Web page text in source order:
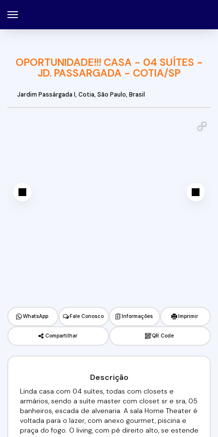
OPORTUNIDADE!!! CASA - 04 SUÍTES -
JD. PASSARGADA - COTIA/SP
Jardim Passárgada I, Cotia, São Paulo, Brasil
WhatsApp Fale Conosco Informações Imprimir
Compartilhar QR Code
Descrição
Linda casa com 04 suítes, todas com closets e
armários, sendo a suíte master com closet sr e sra, 05
banheiros, escada de alvenaria. A sala Home Theater é
voltada para o lazer, com anexo gourmet, piscina e
praça do fogo. O living, com pé direito alto, se estende